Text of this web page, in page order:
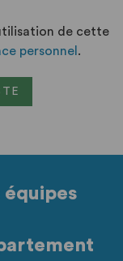
de cette
personnel .
équipes